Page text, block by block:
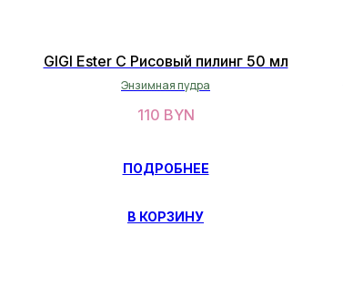
GIGI Ester C Рисовый пилинг 50 мл
Энзимная пудра
110 BYN
ПОДРОБНЕЕ
В КОРЗИНУ